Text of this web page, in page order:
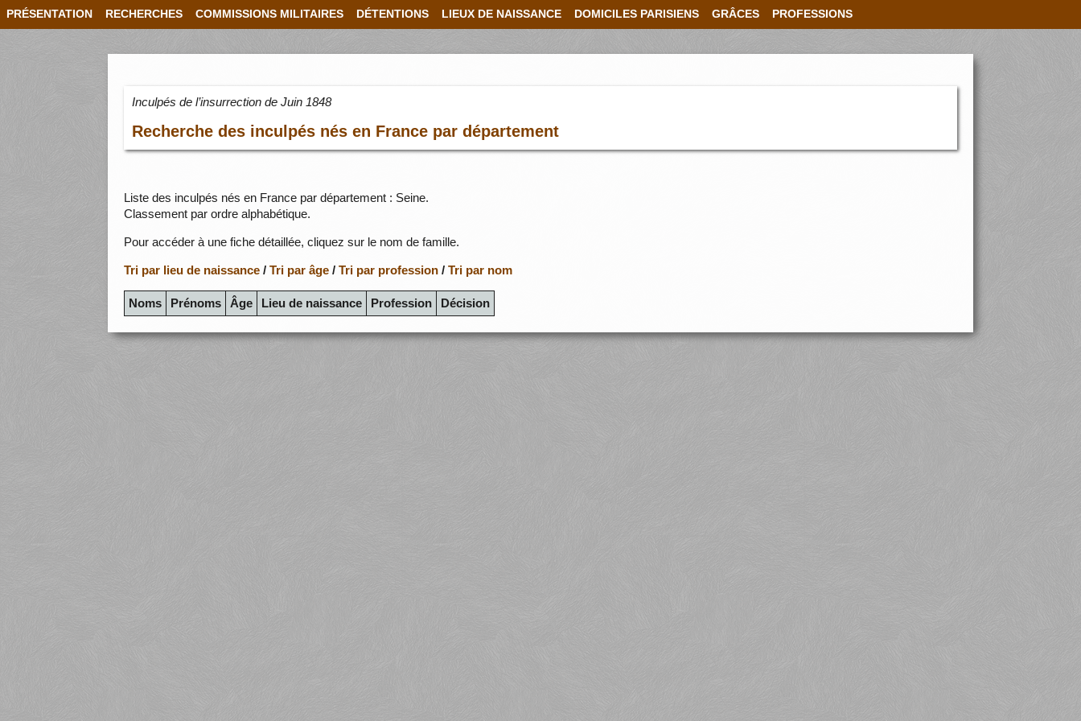
PRÉSENTATION RECHERCHES COMMISSIONS MILITAIRES DÉTENTIONS LIEUX DE NAISSANCE DOMICILES PARISIENS GRÂCES PROFESSIONS
Inculpés de l’insurrection de Juin 1848
Recherche des inculpés nés en France par département
Liste des inculpés nés en France par département : Seine.
Classement par ordre alphabétique.
Pour accéder à une fiche détaillée, cliquez sur le nom de famille.
Tri par lieu de naissance /Tri par âge /Tri par profession /Tri par nom
Noms Prénoms Âge Lieu de naissance Profession Décision